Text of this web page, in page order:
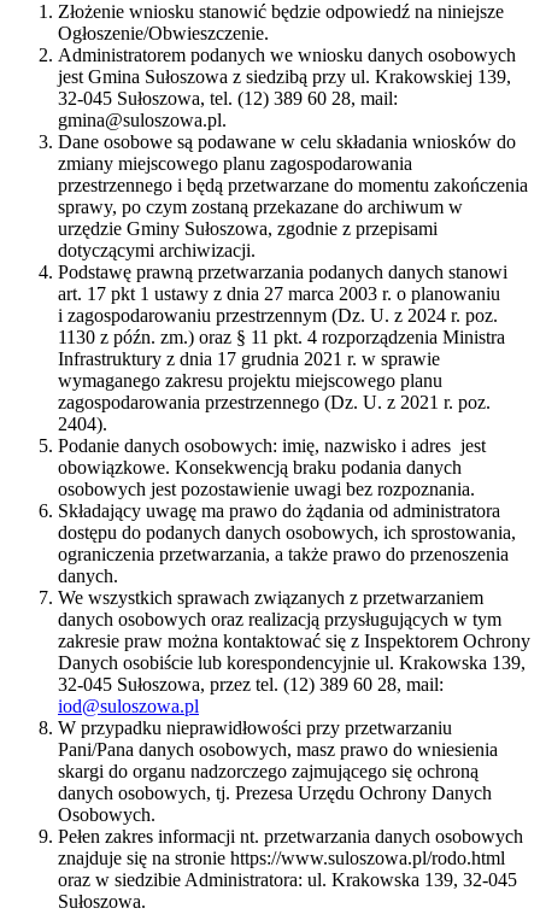
Złożenie wniosku stanowić będzie odpowiedź na niniejsze
Ogłoszenie/Obwieszczenie.
Administratorem podanych we wniosku danych osobowych
jest Gmina Sułoszowa z siedzibą przy ul. Krakowskiej 139,
32-045 Sułoszowa, tel. (12) 389 60 28, mail:
gmina@suloszowa.pl.
Dane osobowe są podawane w celu składania wniosków do
zmiany miejscowego planu zagospodarowania
przestrzennego i będą przetwarzane do momentu zakończenia
sprawy, po czym zostaną przekazane do archiwum w
urzędzie Gminy Sułoszowa, zgodnie z przepisami
dotyczącymi archiwizacji.
Podstawę prawną przetwarzania podanych danych stanowi
art. 17 pkt 1 ustawy z dnia 27 marca 2003 r. o planowaniu
i zagospodarowaniu przestrzennym (Dz. U. z 2024 r. poz.
1130 z późn. zm.) oraz § 11 pkt. 4 rozporządzenia Ministra
Infrastruktury z dnia 17 grudnia 2021 r. w sprawie
wymaganego zakresu projektu miejscowego planu
zagospodarowania przestrzennego (Dz. U. z 2021 r. poz.
2404).
Podanie danych osobowych: imię, nazwisko i adres jest
obowiązkowe. Konsekwencją braku podania danych
osobowych jest pozostawienie uwagi bez rozpoznania.
Składający uwagę ma prawo do żądania od administratora
dostępu do podanych danych osobowych, ich sprostowania,
ograniczenia przetwarzania, a także prawo do przenoszenia
danych.
We wszystkich sprawach związanych z przetwarzaniem
danych osobowych oraz realizacją przysługujących w tym
zakresie praw można kontaktować się z Inspektorem Ochrony
Danych osobiście lub korespondencyjnie ul. Krakowska 139,
32-045 Sułoszowa, przez tel. (12) 389 60 28, mail:
iod@suloszowa.pl
W przypadku nieprawidłowości przy przetwarzaniu
Pani/Pana danych osobowych, masz prawo do wniesienia
skargi do organu nadzorczego zajmującego się ochroną
danych osobowych, tj. Prezesa Urzędu Ochrony Danych
Osobowych.
Pełen zakres informacji nt. przetwarzania danych osobowych
znajduje się na stronie https://www.suloszowa.pl/rodo.html
oraz w siedzibie Administratora: ul. Krakowska 139, 32-045
Sułoszowa.